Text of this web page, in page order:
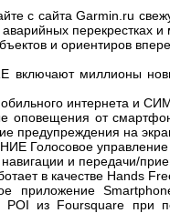
с сайта Garmin.ru
перекрестках и
и ориентиров
миллионы
интернета и
от
предупреждения на
Голосовое управление
и передачи/
в качестве Hands
приложение
из Foursquare при